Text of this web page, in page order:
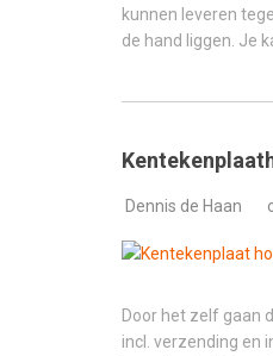
kunnen leveren
de hand liggen. Je
Dennis de Haan
Door het zelf gaan
incl. verzending en